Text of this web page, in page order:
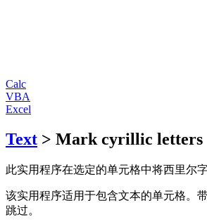
Calc
VBA
Excel
Text > Mark cyrillic letters
此实用程序在选定的单元格中将西里尔
该实用程序适用于包含文本的单元格。
跳过。